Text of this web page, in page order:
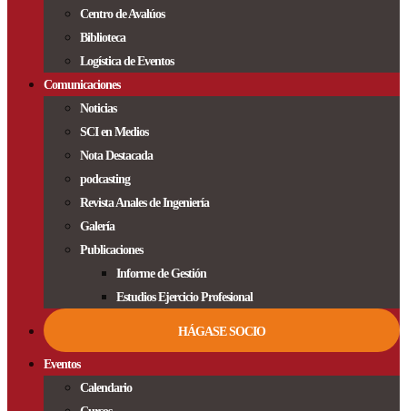
Centro de Avalúos
Biblioteca
Logística de Eventos
Comunicaciones
Noticias
SCI en Medios
Nota Destacada
podcasting
Revista Anales de Ingeniería
Galería
Publicaciones
Informe de Gestión
Estudios Ejercicio Profesional
HÁGASE SOCIO
Eventos
Calendario